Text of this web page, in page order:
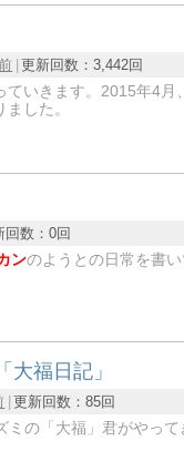
更新回数：3,442回
いきます。2015年4
した。
回数：0回
ンのようとの日常を書い
福日記」
更新回数：85回
の「大福」君がやっ